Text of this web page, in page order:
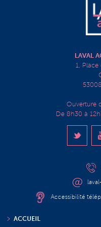
LAVAL
1, Place
Ouverture
De 8h30 à
Accessibilité
ACCUEIL